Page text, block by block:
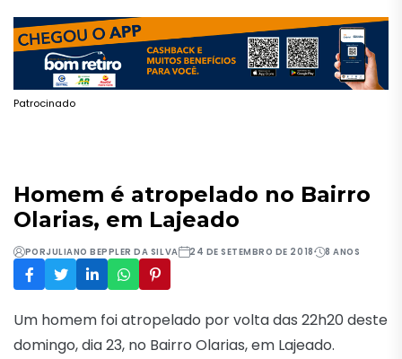
Patrocinado
Homem é atropelado no Bairro
Olarias, em Lajeado
PORJULIANO BEPPLER DA SILVA 24 DE SETEMBRO DE 2018 8 ANOS
Um homem foi atropelado por volta das 22h20 deste
domingo, dia 23, no Bairro Olarias, em Lajeado.